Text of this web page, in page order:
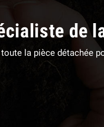
de
la pièce détachée